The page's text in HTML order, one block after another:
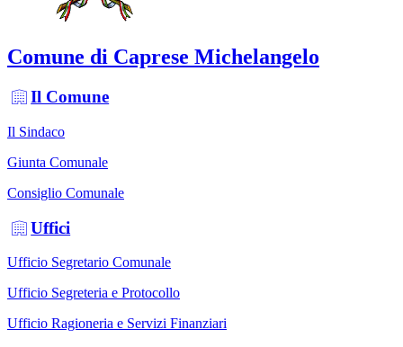
Comune di Caprese Michelangelo
Il Comune
Il Sindaco
Giunta Comunale
Consiglio Comunale
Uffici
Ufficio Segretario Comunale
Ufficio Segreteria e Protocollo
Ufficio Ragioneria e Servizi Finanziari